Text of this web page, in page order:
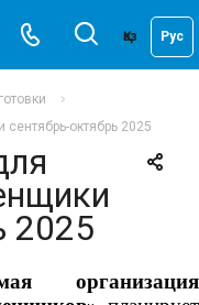
Қаз Рус
октябрь 2025
2025
организация